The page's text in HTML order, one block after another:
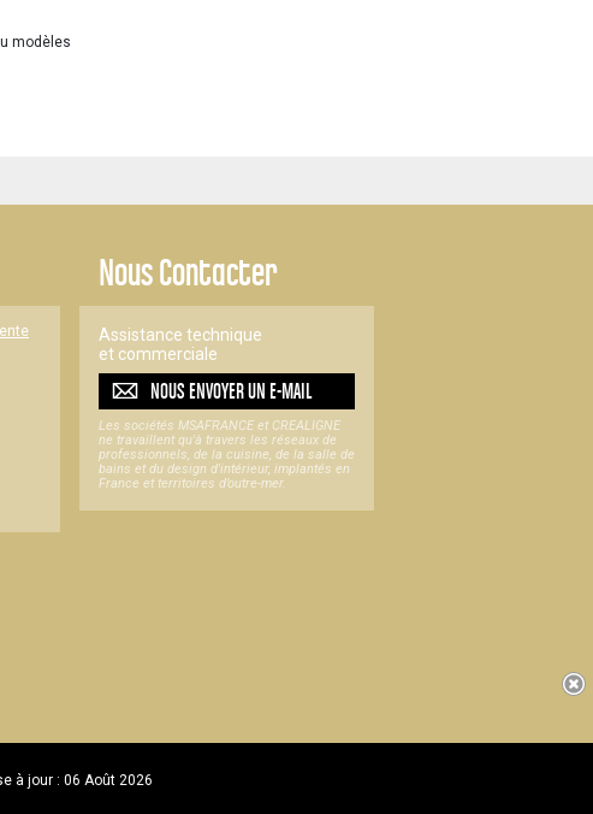
modèles
Nous Contacter
Assistance technique
et commerciale
NOUS ENVOYER UNE-MAIL
Les sociétés MSAFRANCE et CREALIGNE
ne travaillent qu'à travers les réseaux de
professionnels, de la cuisine, de la salle de
bains et du design d'intérieur, implantés en
France et territoires d’outre-mer.
à jour : 06 Août 2026